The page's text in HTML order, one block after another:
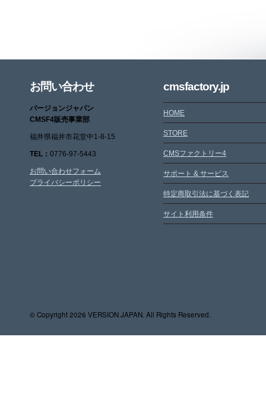
お問い合わせ
バージョンジャパン
CMSF4販売事業部
福井県福井市花堂中1-8-15
TEL： 0776-97-5443
お問い合わせフォーム
プライバシーポリシー
cmsfactory.jp
HOME
STORE
CMSファクトリー4
サポート & サービス
特定商取引法に基づく表記
サイト利用条件
© Copyright2026 VERSION JAPAN. All Rights Reserved.